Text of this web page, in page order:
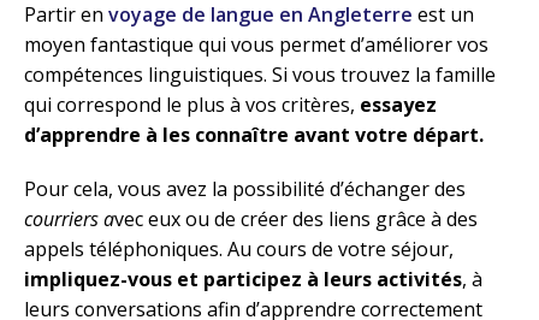
Partir en voyage de langue en Angleterre est un
moyen fantastique qui vous permet d’améliorer vos
compétences linguistiques. Si vous trouvez la famille
qui correspond le plus à vos critères, essayez
d’apprendre à les connaître avant votre départ.
Pour cela, vous avez la possibilité d’échanger des
courriers avec eux ou de créer des liens grâce à des
appels téléphoniques. Au cours de votre séjour,
impliquez-vous et participez à leurs activités, à
leurs conversations afin d’apprendre correctement